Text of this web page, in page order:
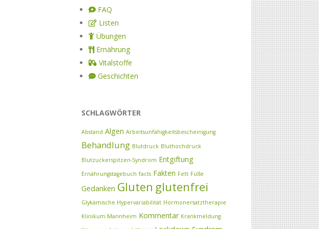
FAQ
Listen
Übungen
Ernährung
Vitalstoffe
Geschichten
SCHLAGWÖRTER
Abstand Algen Arbeitsunfähigkeitsbescheinigung
Behandlung Blutdruck Bluthochdruck
Blutzuckerspitzen-Syndrom Entgiftung
Ernährungstagebuch facts Fakten Fett Füße
Gedanken Gluten glutenfrei
Glykämische Hypervariabilität Hormonersatztherapie
Klinikum Mannheim Kommentar Krankmeldung